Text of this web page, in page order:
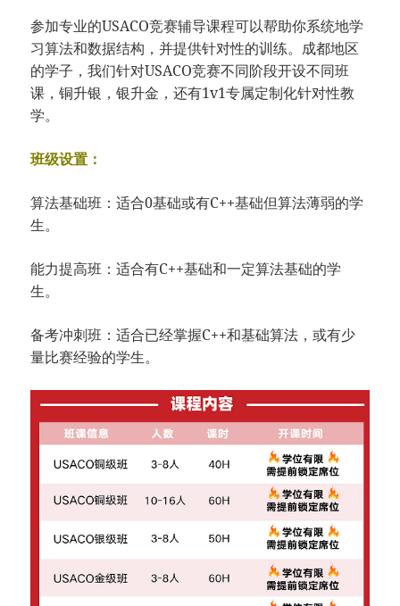
参加专业的USACO竞赛辅导课程可以帮助你系统地学
习算法和数据结构，并提供针对性的训练。成都地区
的学子，我们针对USACO竞赛不同阶段开设不同班
课，铜升银，银升金，还有1v1专属定制化针对性教
学。
班级设置：
算法基础班：适合0基础或有C++基础但算法薄弱的学
生。
能力提高班：适合有C++基础和一定算法基础的学
生。
备考冲刺班：适合已经掌握C++和基础算法，或有少
量比赛经验的学生。